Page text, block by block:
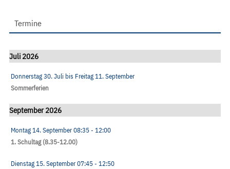
Termine
Juli 2026
Donnerstag 30. Juli bis Freitag 11. September
Sommerferien
September 2026
Montag 14. September08:35- 12:00
1. Schultag (8.35-12.00)
Dienstag 15. September07:45- 12:50